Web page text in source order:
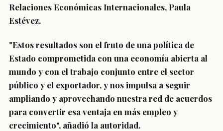
Relaciones Económicas Internacionales, Paula
Estévez.
"Estos resultados son el fruto de una política de
Estado comprometida con una economía abierta al
mundo y con el trabajo conjunto entre el sector
público y el exportador, y nos impulsa a seguir
ampliando y aprovechando nuestra red de acuerdos
para convertir esa ventaja en más empleo y
crecimiento", añadió la autoridad.